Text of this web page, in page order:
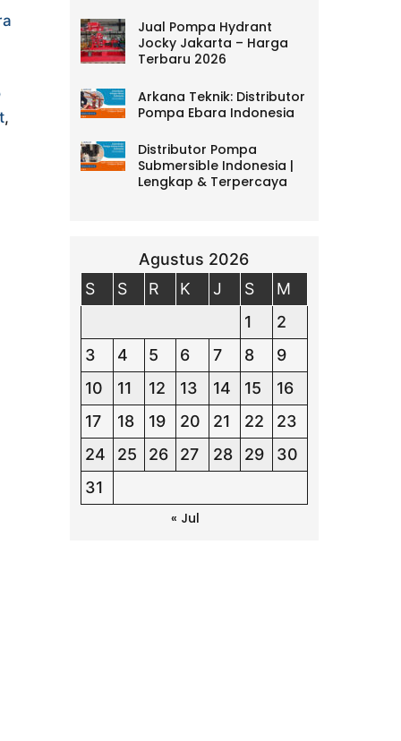
,
Jual Pompa Hydrant
Jocky Jakarta – Harga
Terbaru 2026
Arkana Teknik: Distributor
Pompa Ebara Indonesia
Distributor Pompa
Submersible Indonesia |
Lengkap & Terpercaya
Agustus 2026
S
S R K J S
M
1
2
3
4 5 6 7 8
9
10
11 12 13 14 15
16
17
18 19 20 21 22
23
24
25 26 27 28 29
30
31
« Jul